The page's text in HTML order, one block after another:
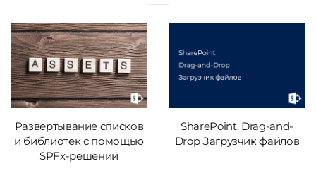
Развертывание списков
и библиотек с помощью
SPFx-решений
SharePoint. Drag-and-
Drop Загрузчик файлов